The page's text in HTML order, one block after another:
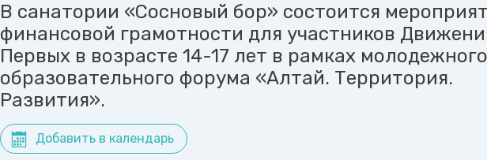
В санатории «Сосновый бор» состоится
финансовой грамотности для участников
Первых в возрасте 14-17 лет в рамках молодежного
образовательного форума «Алтай. Территория.
Развития».
Добавить в календарь